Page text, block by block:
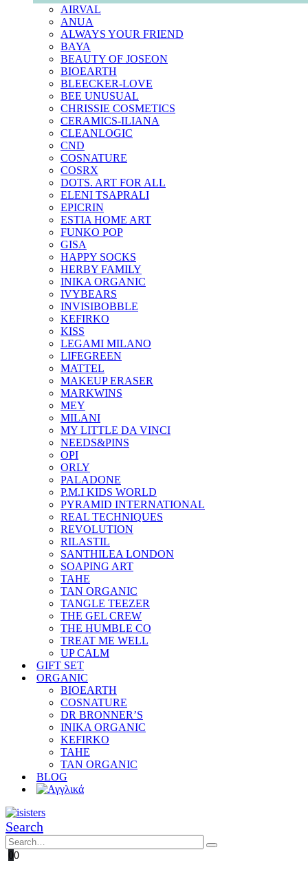
AIRVAL
ANUA
ALWAYS YOUR FRIEND
BAYA
BEAUTY OF JOSEON
BIOEARTH
BLEECKER-LOVE
BEE UNUSUAL
CHRISSIE COSMETICS
CERAMICS-ILIANA
CLEANLOGIC
CND
COSNATURE
COSRX
DOTS. ART FOR ALL
ELENI TSAPRALI
EPICRIN
ESTIA HOME ART
FUNKO POP
GISA
HAPPY SOCKS
HERBY FAMILY
INIKA ORGANIC
IVYBEARS
INVISIBOBBLE
KEFIRKO
KISS
LEGAMI MILANO
LIFEGREEN
MATTEL
MAKEUP ERASER
MARKWINS
MEY
MILANI
MY LITTLE DA VINCI
NEEDS&PINS
OPI
ORLY
PALADONE
P.M.I KIDS WORLD
PYRAMID INTERNATIONAL
REAL TECHNIQUES
REVOLUTION
RILASTIL
SANTHILEA LONDON
SOAPING ART
TAHE
TAN ORGANIC
TANGLE TEEZER
THE GEL CREW
THE HUMBLE CO
TREAT ME WELL
UP CALM
GIFT SET
ORGANIC
BIOEARTH
COSNATURE
DR BRONNER’S
INIKA ORGANIC
KEFIRKO
TAHE
TAN ORGANIC
BLOG
Search
00